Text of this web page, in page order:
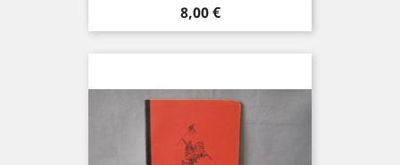
Prix
8,00 €